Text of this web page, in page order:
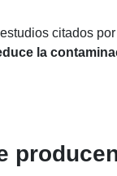
citados
la